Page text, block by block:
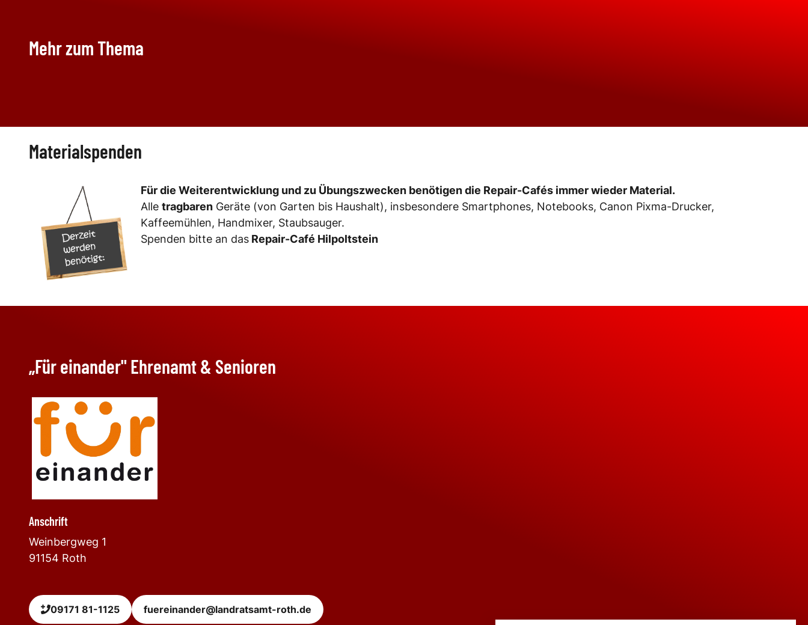
Mehr zum Thema
Materialspenden
Für die Weiterentwicklung und zu Übungszwecken benötigen die Repair-Cafés immer wieder Material.
Alle tragbaren Geräte (von Garten bis Haushalt), insbesondere Smartphones, Notebooks, Canon Pixma-Drucker,
Kaffeemühlen, Handmixer, Staubsauger.
Spenden bitte an das Repair-Café Hilpoltstein
„Für einander" Ehrenamt & Senioren
Anschrift
Weinbergweg 1
91154 Roth
09171 81-1125 fuereinander@landratsamt-roth.de